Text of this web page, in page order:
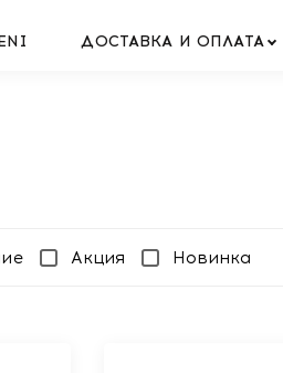
ДОСТАВКА И ОПЛАТА
Акция Новинка